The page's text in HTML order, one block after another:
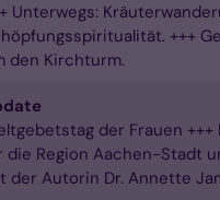
Unterwegs:
+++
den Kirchturm.
der Frauen
die Region Aachen-Stadt
der Autorin Dr. Annette